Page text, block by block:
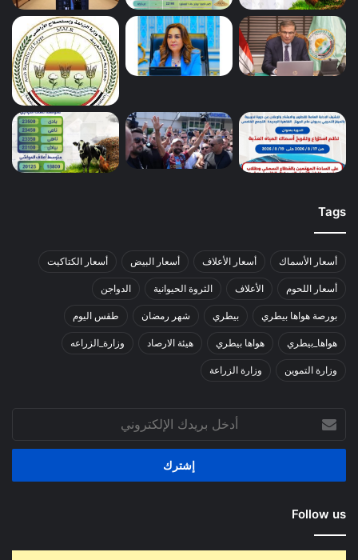
Tags
أسعار الأسماك أسعار الأعلاف أسعار البيض أسعار الكتاكيت
أسعار اللحوم الأعلاف الثروة الحيوانية الدواجن
بورصة هواها بيطري بيطري شهر رمضان طقس اليوم
هواها_بيطري هواها بيطري هيئة الارصاد وزارة_الزراعه
وزارة التموين وزارة الزراعة
بريدك
الإلكتروني
Follow us